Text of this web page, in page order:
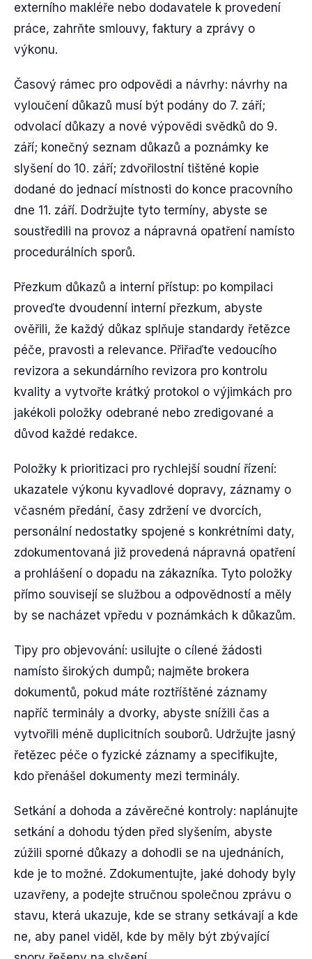
externího makléře nebo dodavatele k provedení
práce, zahrňte smlouvy, faktury a zprávy o
výkonu.
Časový rámec pro odpovědi a návrhy: návrhy na
vyloučení důkazů musí být podány do 7. září;
odvolací důkazy a nové výpovědi svědků do 9.
září; konečný seznam důkazů a poznámky ke
slyšení do 10. září; zdvořilostní tištěné kopie
dodané do jednací místnosti do konce pracovního
dne 11. září. Dodržujte tyto termíny, abyste se
soustředili na provoz a nápravná opatření namísto
procedurálních sporů.
Přezkum důkazů a interní přístup: po kompilaci
proveďte dvoudenní interní přezkum, abyste
ověřili, že každý důkaz splňuje standardy řetězce
péče, pravosti a relevance. Přiřaďte vedoucího
revizora a sekundárního revizora pro kontrolu
kvality a vytvořte krátký protokol o výjimkách pro
jakékoli položky odebrané nebo zredigované a
důvod každé redakce.
Položky k prioritizaci pro rychlejší soudní řízení:
ukazatele výkonu kyvadlové dopravy, záznamy o
včasném předání, časy zdržení ve dvorcích,
personální nedostatky spojené s konkrétními daty,
zdokumentovaná již provedená nápravná opatření
a prohlášení o dopadu na zákazníka. Tyto položky
přímo souvisejí se službou a odpovědností a měly
by se nacházet vpředu v poznámkách k důkazům.
Tipy pro objevování: usilujte o cílené žádosti
namísto širokých dumpů; najměte brokera
dokumentů, pokud máte roztříštěné záznamy
napříč terminály a dvorky, abyste snížili čas a
vytvořili méně duplicitních souborů. Udržujte jasný
řetězec péče o fyzické záznamy a specifikujte,
kdo přenášel dokumenty mezi terminály.
Setkání a dohoda a závěrečné kontroly: naplánujte
setkání a dohodu týden před slyšením, abyste
zúžili sporné důkazy a dohodli se na ujednáních,
kde je to možné. Zdokumentujte, jaké dohody byly
uzavřeny, a podejte stručnou společnou zprávu o
stavu, která ukazuje, kde se strany setkávají a kde
ne, aby panel viděl, kde by měly být zbývající